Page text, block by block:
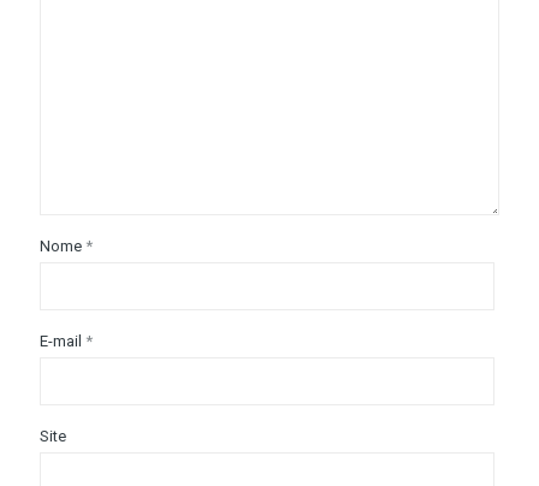
Nome *
E-mail *
Site